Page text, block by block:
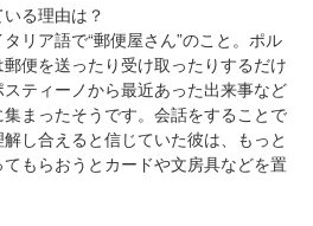
る理由は？
リア語で“郵便屋さん”のこと。ポル
便を送ったり受け取ったりするだけ
ティーノから最近あった出来事など
まったそうです。会話をすることで
し合えると信じていた彼は、もっと
もらおうとカードや文房具などを置